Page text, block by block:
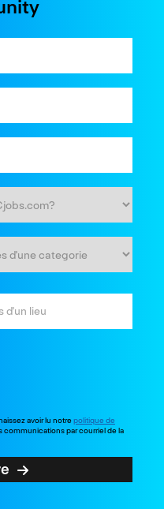
avoir lu notrepolitique de
communications par courriel de la